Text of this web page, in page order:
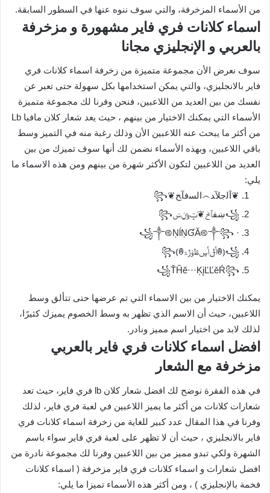
من الأسماء المزخرفة، والتي سوف ننوه عنها في السطور السابقة.
اسماء كلانات فري فاير مشهورة و مزخرفة
بالعربي و الإنجليزي مجانا
سوف نعرض الأن مجموعة متميزة من زخرفة اسماء كلانات فري
فاير بالانجليزي، والتي يمكن استخدامها بكل سهولة حتى تعبر عن
نفسك من بين العديد من اللاعبين، فنحن وفرنا لك مجموعة متميزة
الأسماء التي يمكنك الاختيار من بينهم ، حيث يعد شعار كلان مافيا Lb
من أكثر ما يبحث عنه اللاعبين الأن وذلك رغبة منه في التميز وسط
باقي اللاعبين، وبهذه الأسماء نضمن لك أنها سوف تميزك من بين
العديد من اللاعبين لتكون الأكثر شهرة من بينهم ومن هذه الاسماء ما
يلي:
❦ﺁﻟﺟﻠﺂﺪ෴ﺍﻟﺴﻓﺂﺢ❦꧂
꧁ښفٱݲ❦ݓݹݧݾ꧂
· ꧁༒࿋ŅĺŅƓĂ࿋༒꧂
꧁⦅ꂔݴݪݴڛڟۆڙۃꂔ⦆꧂
꧁ŤĤĕ···ĶįĽĽěŔ꧂
يمكنك الاختيار من بين الاسماء التي تم عرضها حتى تتألق وسط
اللاعبين، حيث أن الاسم الذي تظهر به وسط الخصوم يميزك كثيرًا،
لذلك لابد من اختيار اسم مميز ونادر.
افضل اسماء كلانات فري فاير بالعربي
مزخرفة مع الشعار
في هذه الفقرة نوضح لك افضل شعار كلان lb فري فاير، حيث تعد
شعارات كلانات من أكثر ما يميز اللاعبين في لعبة فري فاير، لذلك
وفرنا في هذا المقال عدد كبير للغاية من زخرفة اسماء كلانات فري
فاير بالانجليزي ، حيث أن لا تظهر على لعبة فري فاير سواء باسم
الشهرة ولكي تبدو مميز من بين اللاعبين وفرنا لك مجموعة نادرة من
افضل شعارات و اسماء كلانات فري فاير مزخرفة ( اسماء كلانات
فخمة بالإنجليزي ) ، ومن أكثر هذه الأسماء تميزا ما يلي: